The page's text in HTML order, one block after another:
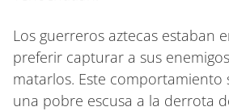
Los guerreros aztecas estaban
preferir capturar a sus
matarlos. Este comportamiento
una pobre escusa a la derrota